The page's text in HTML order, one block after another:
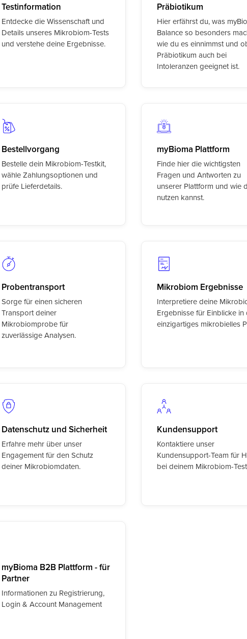
Testinformation
Entdecke die Wissenschaft und
Details unseres Mikrobiom-Tests
und verstehe deine Ergebnisse.
Präbiotikum
Hier erfährst du, was
Balance so besonders
wie du es einnimmst und
Präbiotikum auch bei
Intoleranzen geeignet ist.
Bestellvorgang
Bestelle dein Mikrobiom-Testkit,
wähle Zahlungsoptionen und
prüfe Lieferdetails.
myBioma Plattform
Finde hier die wichtigsten
Fragen und Antworten zu
unserer Plattform und wie
nutzen kannst.
Probentransport
Sorge für einen sicheren
Transport deiner
Mikrobiomprobe für
zuverlässige Analysen.
Mikrobiom Ergebnisse
Interpretiere deine
Ergebnisse für Einblicke in
einzigartiges mikrobielles
Datenschutz und Sicherheit
Erfahre mehr über unser
Engagement für den Schutz
deiner Mikrobiomdaten.
Kundensupport
Kontaktiere unser
Kundensupport-Team für
bei deinem Mikrobiom-
myBioma B2B Plattform - für
Partner
Informationen zu Registrierung,
Login & Account Management